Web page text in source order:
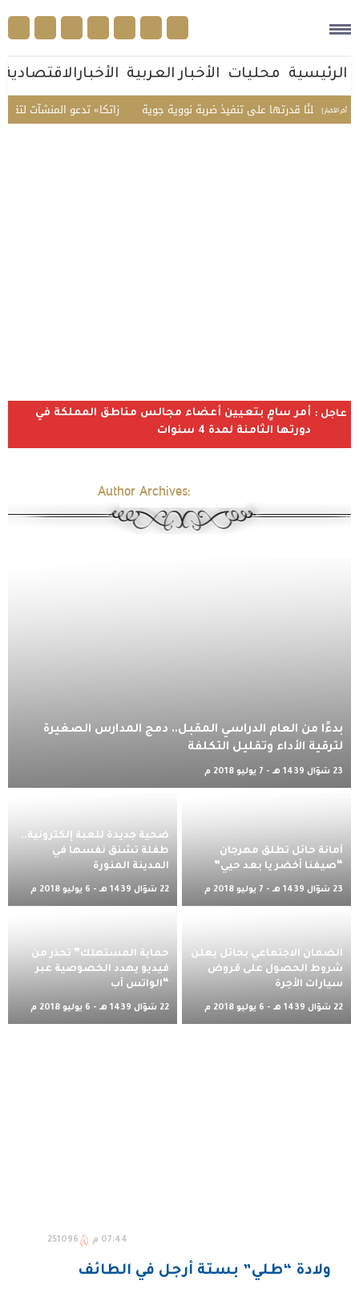
الرئيسية محليات الأخبار العربية الأخبارالاقتصادية
أخر الأخبار | «زاتكا» تدعو المنشآت لتقديم نماذج قدرتها على تنفيذ ضربة نووية جوية
عاجل : أمر سامٍ بتعيين أعضاء مجالس مناطق المملكة في
دورتها الثامنة لمدة 4 سنوات
Author Archives:
بدءًا من العام الدراسي المقبل.. دمج المدارس الصغيرة
لترقية الأداء وتقليل التكلفة
23 شوّال 1439 هـ - 7 يوليو 2018 م
أمانة حائل تطلق مهرجان
“صيفنا أخضر يا بعد حيي”
23 شوّال 1439 هـ - 7 يوليو 2018 م
ضحية جديدة للعبة إلكترونية..
طفلة تشنق نفسها في
المدينة المنورة
22 شوّال 1439 هـ - 6 يوليو 2018 م
الضمان الاجتماعي بحائل يعلن
شروط الحصول على قروض
سيارات الأجرة
22 شوّال 1439 هـ - 6 يوليو 2018 م
حماية المستهلك” تحذر من
فيديو يهدد الخصوصية عبر
“الواتس آب
22 شوّال 1439 هـ - 6 يوليو 2018 م
07:44 م 251096
ولادة “طلي” بستة أرجل في الطائف